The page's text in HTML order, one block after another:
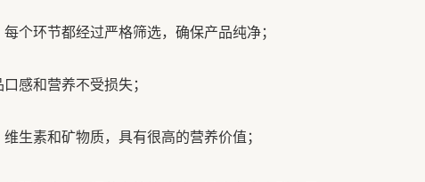
个环节都经过严格筛选，确保产品纯净；
感和营养不受损失；
生素和矿物质，具有很高的营养价值；